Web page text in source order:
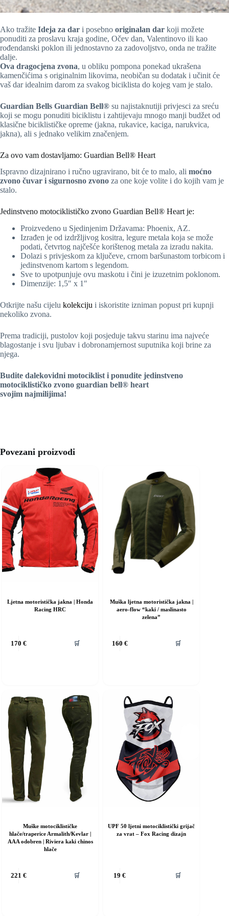
Ako tražite Ideja za dar i posebno originalan dar koji možete
ponuditi za proslavu kraja godine, Očev dan, Valentinovo ili kao
rođendanski poklon ili jednostavno za zadovoljstvo, onda ne tražite
dalje.
Ova dragocjena zvona, u obliku pompona ponekad ukrašena
kamenčićima s originalnim likovima, neobičan su dodatak i učinit će
vaš dar idealnim darom za svakog biciklista do kojeg vam je stalo.
Guardian Bells Guardian Bell® su najistaknutiji privjesci za sreću
koji se mogu ponuditi biciklistu i zahtijevaju mnogo manji budžet od
klasične biciklističke opreme (jakna, rukavice, kaciga, narukvica,
jakna), ali s jednako velikim značenjem.
Za ovo vam dostavljamo: Guardian Bell® Heart
Ispravno dizajnirano i ručno ugravirano, bit će to malo, ali moćno
zvono čuvar i sigurnosno zvono za one koje volite i do kojih vam je
stalo.
Jedinstveno motociklističko zvono Guardian Bell® Heart je:
Proizvedeno u Sjedinjenim Državama: Phoenix, AZ.
Izrađen je od izdržljivog kositra, legure metala koja se može
podati, četvrtog najčešće korištenog metala za izradu nakita.
Dolazi s privjeskom za ključeve, crnom baršunastom torbicom i
jedinstvenom kartom s legendom.
Sve to upotpunjuje ovu maskotu i čini je izuzetnim poklonom.
Dimenzije: 1,5″ x 1″
Otkrijte našu cijelu kolekciju i iskoristite izniman popust pri kupnji
nekoliko zvona.
Prema tradiciji, pustolov koji posjeduje takvu starinu ima najveće
blagostanje i svu ljubav i dobronamjernost suputnika koji brine za
njega.
Budite dalekovidni motociklist i ponudite jedinstveno
motociklističko zvono guardian bell® heart
svojim najmilijima!
Povezani proizvodi
Ljetna motoristička jakna | Honda
Racing HRC
170 € 🛒
Muška ljetna motoristička jakna |
aero-flow “kaki / maslinasto
zelena”
160 € 🛒
proizvod
proizvoda
Muške motociklističke
hlače/traperice Armalith/Kevlar |
AAA odobren | Riviera kaki chinos
hlače
221 € 🛒
UPF 50 ljetni motociklistički grijač
za vrat – Fox Racing dizajn
19€ 🛒